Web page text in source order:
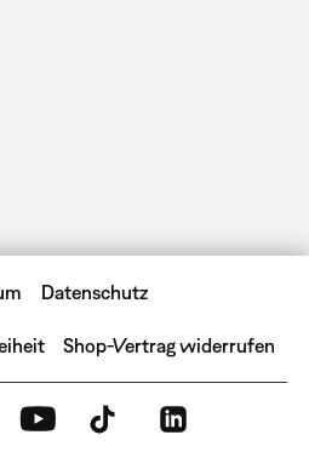
Datenschutz
Shop-Vertrag widerrufen